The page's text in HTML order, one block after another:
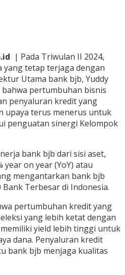
| Pada Triwulan II 2024,
yang tetap terjaga dengan
Utama bank bjb, Yuddy
pertumbuhan bisnis
penyaluran kredit yang
upaya terus menerus untuk
penguatan sinergi Kelompok
bank bjb dari sisi aset,
on year (YoY) atau
mengantarkan bank bjb
Terbesar di Indonesia.
pertumbuhan kredit yang
yang lebih ketat dengan
yield lebih tinggi untuk
dana. Penyaluran kredit
bank bjb menjaga kualitas